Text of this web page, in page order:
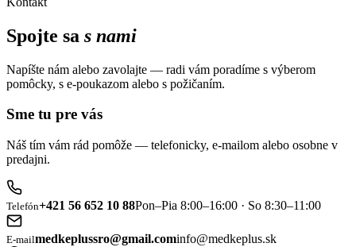
Spojte sa s nami
Napíšte nám alebo zavolajte — radi vám poradíme s výberom
pomôcky, s e-poukazom alebo s požičaním.
Sme tu pre vás
Náš tím vám rád pomôže — telefonicky, e-mailom alebo osobne v
predajni.
Telefón+421 56 652 10 88Pon–Pia 8:00–16:00 · So 8:30–11:00
E-mailmedkeplussro@gmail.cominfo@medkeplus.sk